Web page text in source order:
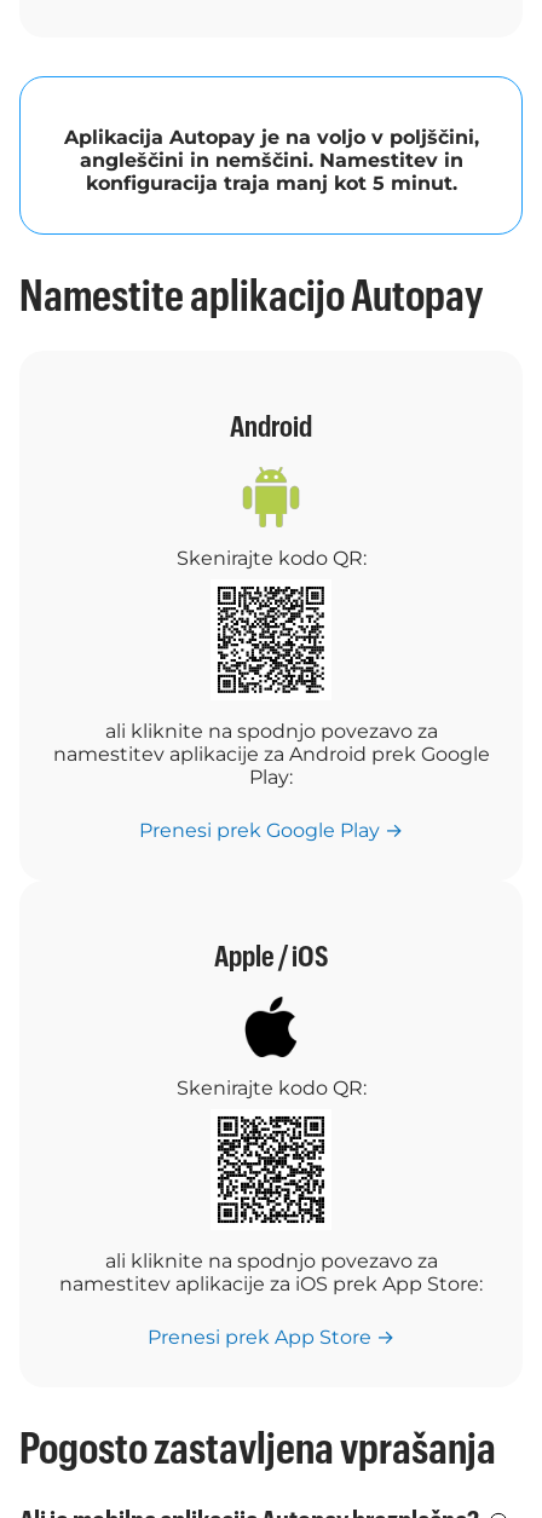
Aplikacija Autopay je na voljo v poljščini,
angleščini in nemščini. Namestitev in
konfiguracija traja manj kot 5 minut.
Namestite aplikacijo Autopay
Android
Skenirajte kodo QR:
ali kliknite na spodnjo povezavo za
namestitev aplikacije za Android prek Google
Play:
Prenesi prek Google Play →
Apple / iOS
Skenirajte kodo QR:
ali kliknite na spodnjo povezavo za
namestitev aplikacije za iOS prek App Store:
Prenesi prek App Store →
Pogosto zastavljena vprašanja